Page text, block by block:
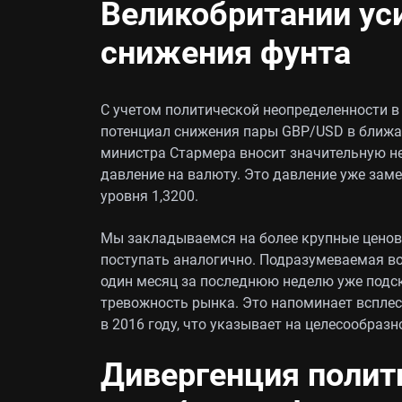
Великобритании
снижения фунта
С учетом политической
потенциал снижения пары GBP/USD в
министра Стармера вносит значительную
давление на валюту. Это давление уже
уровня 1,3200.
Мы закладываемся на более крупные
поступать аналогично. Подразумеваемая
один месяц за последнюю неделю уже
тревожность рынка. Это напоминает
в 2016 году, что указывает на
Дивергенция